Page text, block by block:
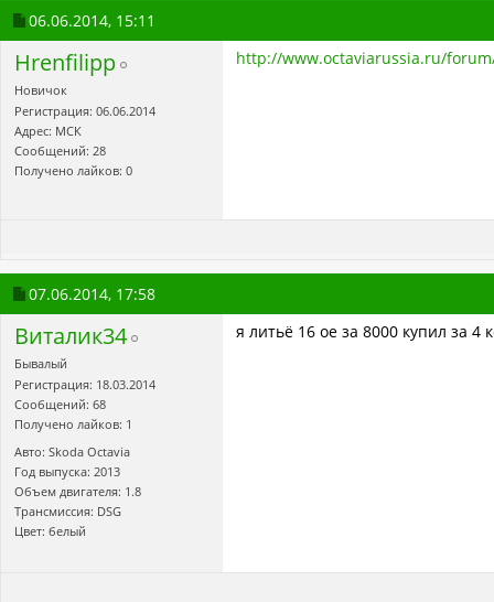
06.06.2014, 15:11
Hrenfilipp
Новичок
Регистрация: 06.06.2014
Адрес: МСК
Сообщений: 28
Получено лайков: 0
http://www.octaviarussia.ru/
07.06.2014, 17:58
Виталик34
Бывалый
Регистрация: 18.03.2014
Сообщений: 68
Получено лайков: 1
Авто: Skoda Octavia
Год выпуска: 2013
Объем двигателя: 1.8
Трансмиссия: DSG
Цвет: белый
я литьё 16 ое за 8000 купил за 4